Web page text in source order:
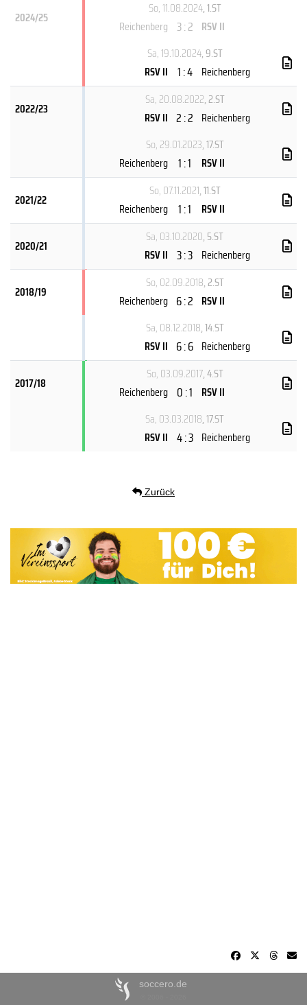
2024/25
So, 11.08.2024, 1.ST
Reichenberg 3 : 2 RSV II
Sa, 19.10.2024, 9.ST
RSV II 1 : 4 Reichenberg
2022/23
Sa, 20.08.2022, 2.ST
RSV II 2 : 2 Reichenberg
So, 29.01.2023, 17.ST
Reichenberg 1 : 1 RSV II
2021/22
So, 07.11.2021, 11.ST
Reichenberg 1 : 1 RSV II
2020/21
Sa, 03.10.2020, 5.ST
RSV II 3 : 3 Reichenberg
2018/19
So, 02.09.2018, 2.ST
Reichenberg 6 : 2 RSV II
Sa, 08.12.2018, 14.ST
RSV II 6 : 6 Reichenberg
2017/18
So, 03.09.2017, 4.ST
Reichenberg 0 : 1 RSV II
Sa, 03.03.2018, 17.ST
RSV II 4 : 3 Reichenberg
Zurück
soccero.de